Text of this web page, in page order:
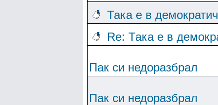
Така е в
Re: Така е в
Пак си недоразбрал
Пак си недоразбрал